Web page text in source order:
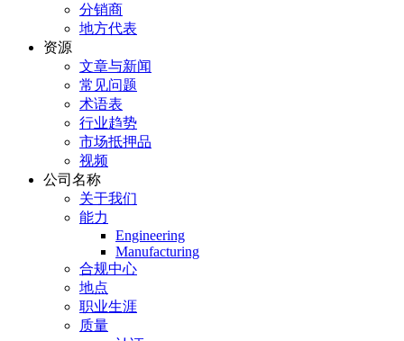
分销商
地方代表
资源
文章与新闻
常见问题
术语表
行业趋势
市场抵押品
视频
公司名称
关于我们
能力
Engineering
Manufacturing
合规中心
地点
职业生涯
质量